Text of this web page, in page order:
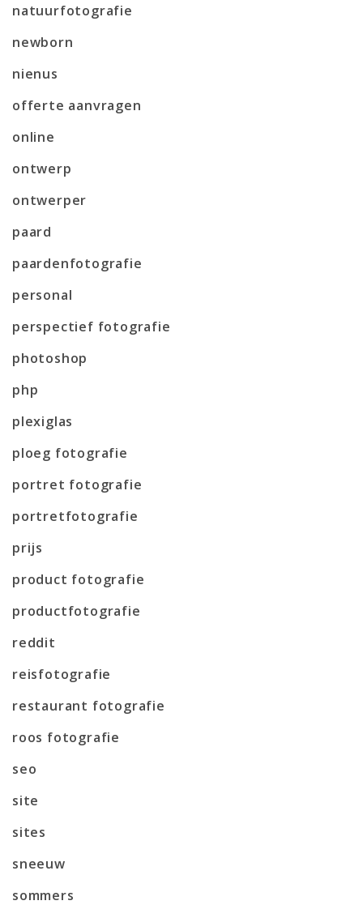
natuurfotografie
newborn
nienus
offerte aanvragen
online
ontwerp
ontwerper
paard
paardenfotografie
personal
perspectief fotografie
photoshop
php
plexiglas
ploeg fotografie
portret fotografie
portretfotografie
prijs
product fotografie
productfotografie
reddit
reisfotografie
restaurant fotografie
roos fotografie
seo
site
sites
sneeuw
sommers